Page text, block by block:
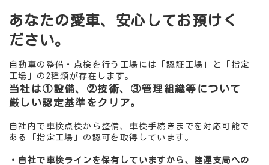
あなたの愛車、 安心してお預けく
ださい。
自動車の整備・点検を行う工場には「認証工場」と「指定
工場」の2種類が存在します。
当社は①設備、②技術、③管理組織等について
厳しい認定基準をクリア。
自社内で車検点検から整備、車検手続きまでを対応可能で
ある「指定工場」の認可を取得しています。
・自社で車検ラインを保有していますから、陸運支局への